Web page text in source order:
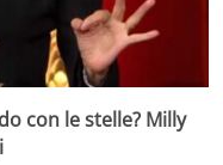
con le stelle? Milly